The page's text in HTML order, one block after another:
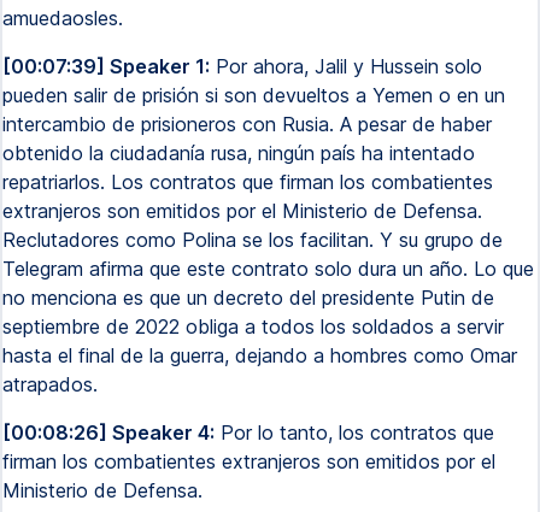
amuedaosles.
[00:07:39] Speaker 1: Por ahora, Jalil y Hussein solo
pueden salir de prisión si son devueltos a Yemen o en un
intercambio de prisioneros con Rusia. A pesar de haber
obtenido la ciudadanía rusa, ningún país ha intentado
repatriarlos. Los contratos que firman los combatientes
extranjeros son emitidos por el Ministerio de Defensa.
Reclutadores como Polina se los facilitan. Y su grupo de
Telegram afirma que este contrato solo dura un año. Lo que
no menciona es que un decreto del presidente Putin de
septiembre de 2022 obliga a todos los soldados a servir
hasta el final de la guerra, dejando a hombres como Omar
atrapados.
[00:08:26] Speaker 4: Por lo tanto, los contratos que
firman los combatientes extranjeros son emitidos por el
Ministerio de Defensa.